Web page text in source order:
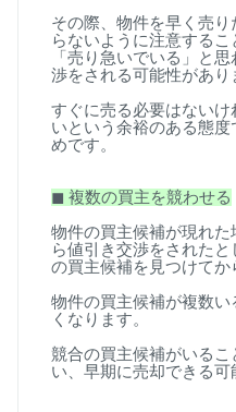
その際、物件を早く売
らないように注意する
「売り急いでいる」と
渉をされる可能性があり
すぐに売る必要はない
いという余裕のある態
めです。
◼ 複数の買主を競わせる
物件の買主候補が現れ
ら値引き交渉をされた
の買主候補を見つけてか
物件の買主候補が複数
くなります。
競合の買主候補がいる
い、早期に売却できる可